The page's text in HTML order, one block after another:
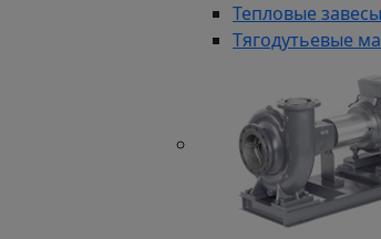
Тепловые
Тягодутьевые